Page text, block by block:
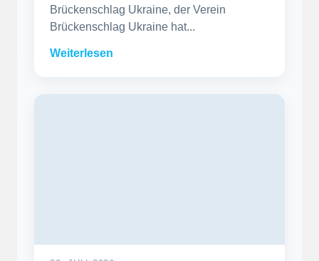
Brückenschlag Ukraine, der Verein
Brückenschlag Ukraine hat...
Weiterlesen